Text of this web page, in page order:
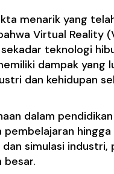
menarik yang
Virtual Reality
teknologi
dampak yang
dan kehidupan
dalam
pembelajaran hingga
simulasi industri,
besar.